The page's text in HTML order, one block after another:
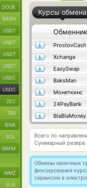
Курсы обмена
Обменник
ProstovCash
Xchange
EasySwap
BaksMan
Монеткинс
24PayBank
BlaBlaMoney
Всего по
Суммарный резерв
Обмены наличных
фиксирования
сервисом в
DOGE
DASH
USDT
USDT
USDT
USDT
USDC
USDC
ZEC
TRX
BNB
SOL
GRAM
WMZ
RUB